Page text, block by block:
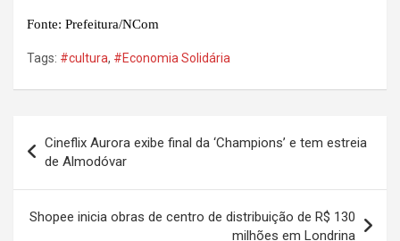
Fonte: Prefeitura/NCom
Tags: #cultura, #Economia Solidária
de
Post
Cineflix Aurora exibe final da ‘Champions’ e tem estreia
de Almodóvar
Shopee inicia obras de centro de distribuição de R$ 130
milhões em Londrina